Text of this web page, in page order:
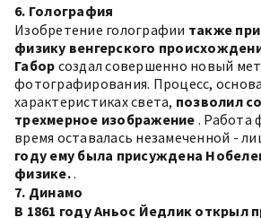
6. Голография
Изобретение голографии также
физику венгерского
Габор создал совершенно новый
фотографирования. Процесс,
характеристиках света, позволил
трехмерное изображение . Работа
время оставалась незамеченной -
году ему была присуждена
физике..
7. Динамо
В 1861 году Аньос Йедлик открыл